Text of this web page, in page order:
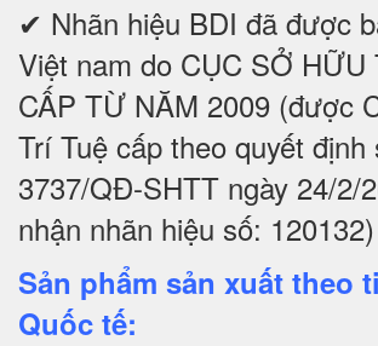
✔ Nhãn hiệu BDI đã được
Việt nam do CỤC SỞ HỮU
CẤP TỪ NĂM 2009 (được
Trí Tuệ cấp theo quyết định
3737/QĐ-SHTT ngày 24/2/
nhận nhãn hiệu số: 120132)
Sản phẩm sản xuất theo
Quốc tế: